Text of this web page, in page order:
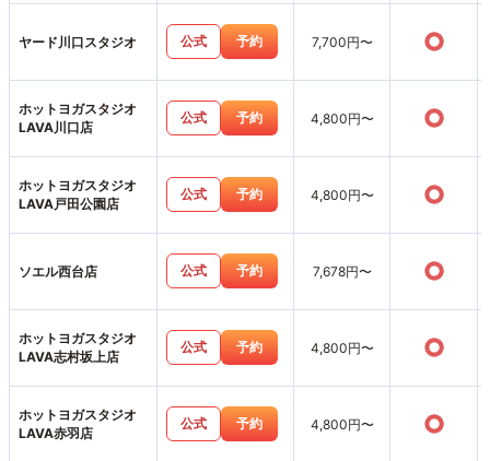
ヤード川口スタジオ 公式 予約 7,700円〜 ○
ホットヨガスタジオ
LAVA川口店
公式 予約 4,800円〜 ○
ホットヨガスタジオ
LAVA戸田公園店
公式 予約 4,800円〜 ○
ソエル西台店 公式 予約 7,678円〜 ○
ホットヨガスタジオ
LAVA志村坂上店
公式 予約 4,800円〜 ○
ホットヨガスタジオ
LAVA赤羽店
公式 予約 4,800円〜 ○